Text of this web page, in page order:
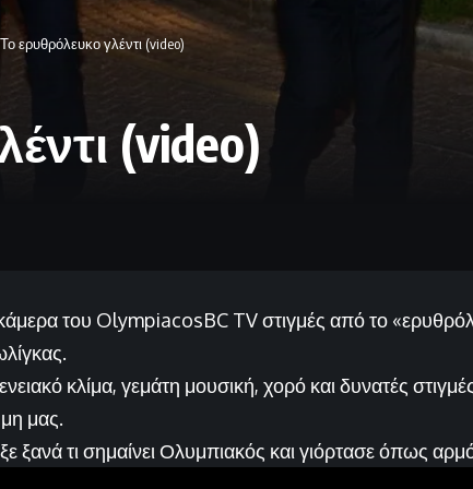
Το ερυθρόλευκο γλέντι (video)
(video)
του OlympiacosBC TV στιγμές από το
κλίμα, γεμάτη μουσική, χορό και δυνατές
μας.
ξανά τι σημαίνει Ολυμπιακός και γιόρτασε όπως